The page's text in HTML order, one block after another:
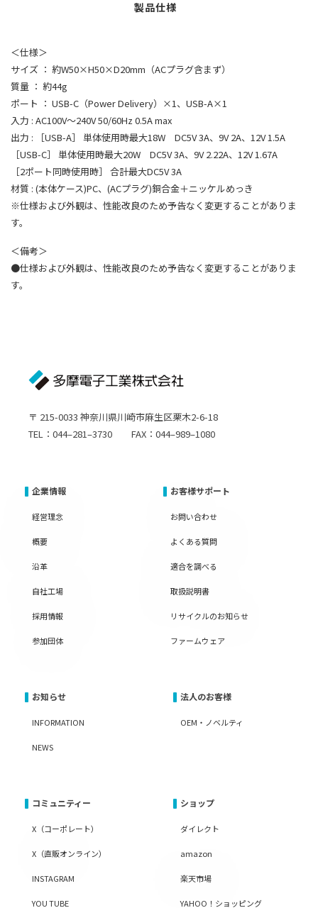
＜仕様＞
サイズ ： 約W50×H50×D20mm（ACプラグ含まず）
質量 ： 約44g
ポート ： USB-C（Power Delivery）×1、USB-A×1
入力 : AC100V～240V 50/60Hz 0.5A max
出力 : ［USB-A］ 単体使用時最大18W DC5V 3A、9V 2A、12V 1.5A
［USB-C］ 単体使用時最大20W DC5V 3A、9V 2.22A、12V 1.67A
［2ポート同時使用時］ 合計最大DC5V 3A
材質 : (本体ケース)PC、(ACプラグ)銅合金＋ニッケルめっき
※仕様および外観は、性能改良のため予告なく変更することがありま
す。
＜備考＞
●仕様および外観は、性能改良のため予告なく変更することがありま
す。
〒 215-0033 神奈川県川崎市麻生区栗木2-6-18
TEL：044–281–3730 FAX：044–989–1080
企業情報
経営理念
概要
沿革
自社工場
採用情報
参加団体
お客様サポート
お問い合わせ
よくある質問
適合を調べる
取扱説明書
リサイクルのお知らせ
ファームウェア
お知らせ
INFORMATION
NEWS
法人のお客様
OEM・ノベルティ
コミュニティー
X（コーポレート）
X（直販オンライン）
INSTAGRAM
YOU TUBE
ショップ
ダイレクト
amazon
楽天市場
YAHOO！ショッピング